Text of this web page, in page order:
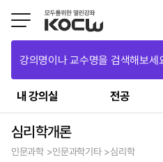
강의명이나 교수명을 검색해보세
내 강의실 전공
심리학개론
인문과학 >인문과학기타 >심리학